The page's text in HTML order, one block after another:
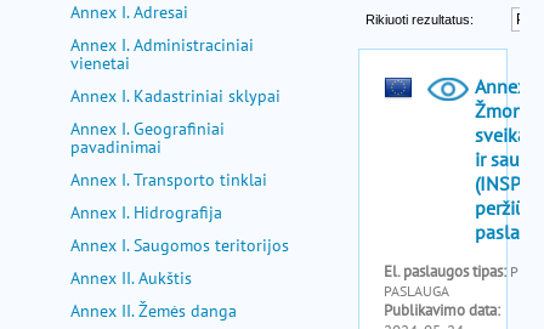
teminės sritys
Annex I. Adresai
Annex I. Administraciniai
vienetai
Annex I. Kadastriniai sklypai
Annex I. Geografiniai
pavadinimai
Annex I. Transporto tinklai
Annex I. Hidrografija
Annex I. Saugomos teritorijos
Annex II. Aukštis
Annex II. Žemės danga